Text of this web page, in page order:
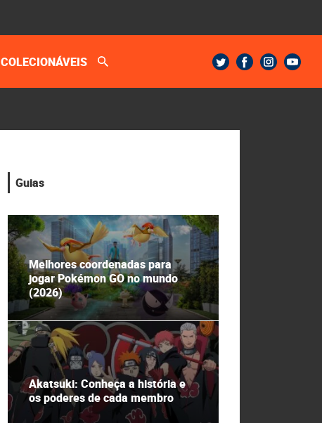
COLECIONÁVEIS
Guias
Melhores coordenadas para
jogar Pokémon GO no mundo
(2026)
Akatsuki: Conheça a história e
os poderes de cada membro